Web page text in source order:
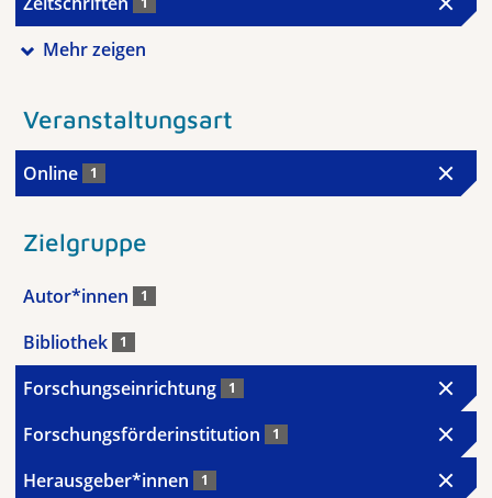
Mehr zeigen
Veranstaltungsart
Online 1
Zielgruppe
Autor*innen 1
Bibliothek 1
Forschungseinrichtung 1
Forschungsförderinstitution 1
Herausgeber*innen 1